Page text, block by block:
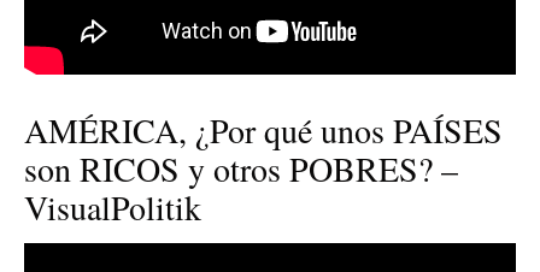
AMÉRICA, ¿Por qué unos PAÍSES
son RICOS y otros POBRES? –
VisualPolitik